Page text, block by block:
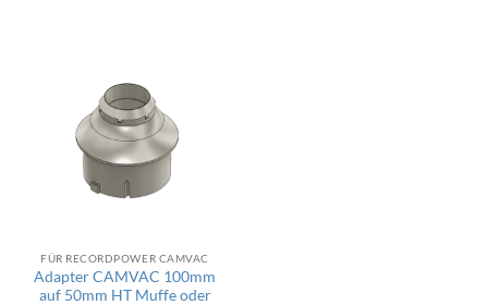
FÜR RECORDPOWER CAMVAC
Adapter CAMVAC 100mm
auf 50mm HT Muffe oder